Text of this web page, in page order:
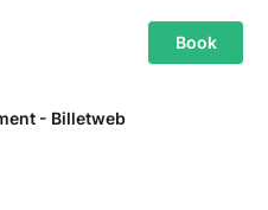
invitons à une réunion
de se rencontrer
lecture.